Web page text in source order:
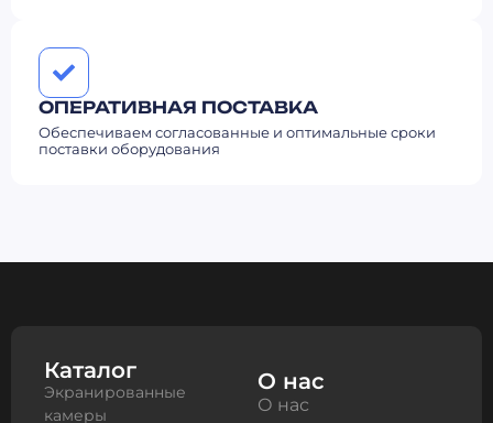
ОПЕРАТИВНАЯ ПОСТАВКА
Обеспечиваем согласованные и оптимальные сроки
поставки оборудования
Каталог
Экранированные
камеры
О нас
О нас